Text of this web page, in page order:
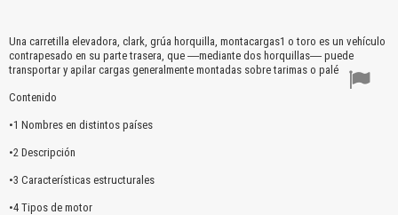
Una carretilla elevadora, clark, grúa horquilla, montacargas1 o toro es un vehículo
contrapesado en su parte trasera, que ―mediante dos horquillas― puede
transportar y apilar cargas generalmente montadas sobre tarimas o palés.
Contenido
•1 Nombres en distintos países
•2 Descripción
•3 Características estructurales
•4 Tipos de motor